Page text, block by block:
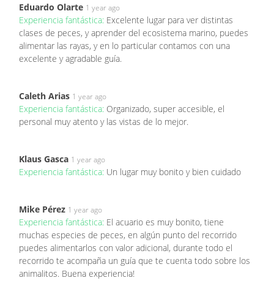
Eduardo Olarte 1 year ago
Experiencia fantástica: Excelente lugar para ver distintas
clases de peces, y aprender del ecosistema marino, puedes
alimentar las rayas, y en lo particular contamos con una
excelente y agradable guía.
Caleth Arias 1 year ago
Experiencia fantástica: Organizado, super accesible, el
personal muy atento y las vistas de lo mejor.
Klaus Gasca 1 year ago
Experiencia fantástica: Un lugar muy bonito y bien cuidado
Mike Pérez 1 year ago
Experiencia fantástica: El acuario es muy bonito, tiene
muchas especies de peces, en algún punto del recorrido
puedes alimentarlos con valor adicional, durante todo el
recorrido te acompaña un guía que te cuenta todo sobre los
animalitos. Buena experiencia!